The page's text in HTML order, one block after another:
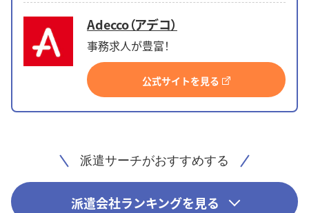
Adecco（アデコ）
事務求人が豊富！
公式サイトを見る
派遣サーチがおすすめする
派遣会社ランキングを見る